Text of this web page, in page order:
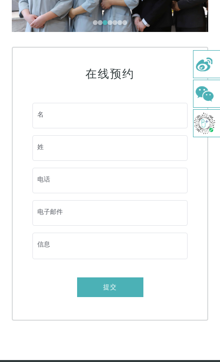
美学修复
牙周治疗
树脂补牙
牙髓切除术
根管治疗
在线预约
名
姓
电话
电子邮件
信息
提交